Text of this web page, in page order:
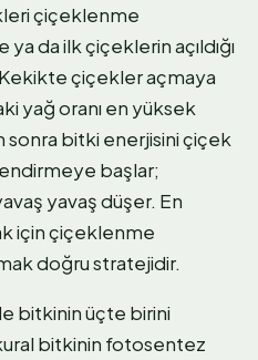
çiçeklenme
da ilk çiçeklerin açıldığı
çiçekler açmaya
yağ oranı en yüksek
bitki enerjisini çiçek
başlar;
yavaş düşer. En
için çiçeklenme
doğru stratejidir.
bitkinin üçte birini
bitkinin fotosentez